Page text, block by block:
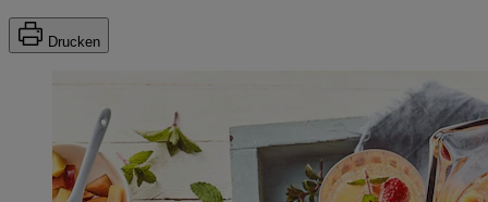
Drucken